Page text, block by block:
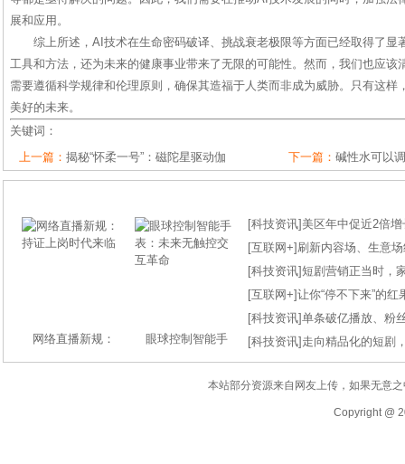
展和应用。
综上所述，AI技术在生命密码破译、挑战衰老极限等方面已经取得了显
工具和方法，还为未来的健康事业带来了无限的可能性。然而，我们也应该
需要遵循科学规律和伦理原则，确保其造福于人类而非成为威胁。只有这样
美好的未来。
关键词：
上一篇： 揭秘“怀柔一号”：磁陀星驱动伽 下一篇： 碱性水可以
网络直播新规： 眼球控制智能手
[科技资讯] 美区年中促近2倍
[互联网+] 刷新内容场、生意
[科技资讯]短剧营销正当时，
[互联网+]让你“停不下来”的
[科技资讯]单条破亿播放、粉
[科技资讯] 走向精品化的短剧
本站部分资源来自网友上传，如果无意
Copyright @